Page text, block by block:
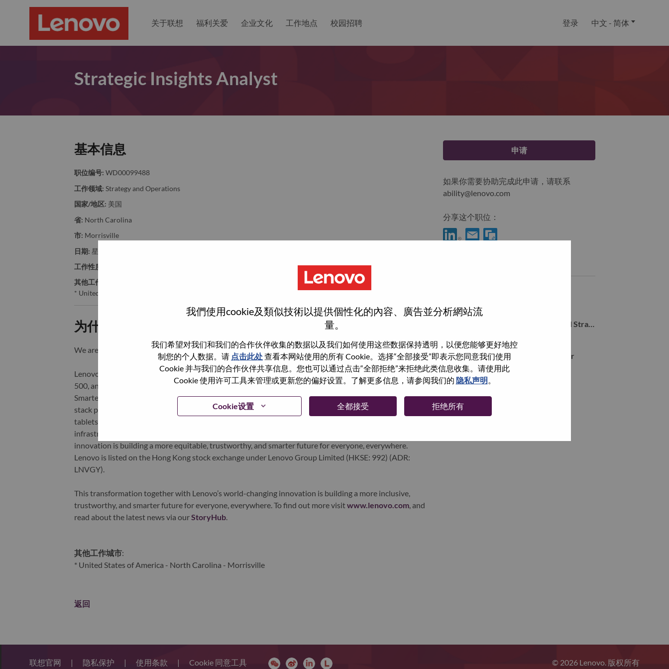
我們使用cookie及類似技術以提供個性化的內容、廣告並分析網站流
量。
我们希望对我们和我们的合作伙伴收集的数据以及我们如何使用这些数据保持透明，以便您能够更好地控
制您的个人数据。请 点击此处查看本网站使用的所有 Cookie。选择“全部接受”即表示您同意我们使用
Cookie 并与我们的合作伙伴共享信息。您也可以通过点击“全部拒绝”来拒绝此类信息收集。请使用此
Cookie 使用许可工具来管理或更新您的偏好设置。了解更多信息，请参阅我们的 隐私声明。
Cookie设置 全都接受 拒绝所有
关于联想 福利关爱 企业文化 工作地点 校园招聘 登录 中文 - 简体
Strategic Insights Analyst
基本信息
职位编号: WD00099488
工作领域: Strategy and Operations
国家/地区: 美国
省: North Carolina
市: Morrisville
日期: 星期一, 6 月 1, 2026
工作性质:
其他工作城市
* United States of America - North Carolina - Morrisville
为什么选择联想
We are Lenovo. We do what we say. We own what we do. We WOW our customers.
Lenovo is a US$83 billion revenue global technology powerhouse, ranked #153 in the Fortune Global
500, and serving millions of customers every day in 180 markets. Focused on a bold vision to deliver
Smarter Technology for All, Lenovo has built on its success as the world’s largest PC company with a full-
stack portfolio of AI-enabled, AI-ready, and AI-optimized devices (PCs, workstations, smartphones,
tablets), infrastructure (server, storage, edge, high performance computing and software defined
infrastructure), software, solutions, and services. Lenovo’s continued investment in world-changing
innovation is building a more equitable, trustworthy, and smarter future for everyone, everywhere.
Lenovo is listed on the Hong Kong stock exchange under Lenovo Group Limited (HKSE: 992) (ADR:
LNVGY).
This transformation together with Lenovo’s world-changing innovation is building a more inclusive,
trustworthy, and smarter future for everyone, everywhere. To find out more visitwww.lenovo.com, and
read about the latest news via ourStoryHub.
其他工作城市:
* United States of America - North Carolina - Morrisville
返回
申请
如果你需要协助完成此申请，请联系
ability@lenovo.com
分享这个职位：
Senior Manager–AI Governance and Strategy
Technology Strategy Senior Manager
Morrisville, North Carolina, 美国,
浏览全部
联想官网 | 隐私保护 | 使用条款 | Cookie 同意工具 © 2026 Lenovo. 版权所有